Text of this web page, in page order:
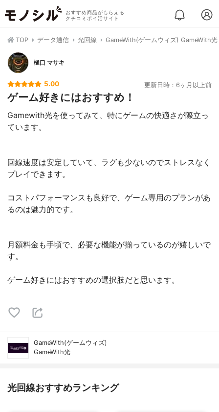
おすすめ商品がもらえる
クチコミポイ活サイト
TOP データ通信 光回線 GameWith(ゲームウィズ) GameWith光
樋口 マサキ
5.00 更新日時：6ヶ月以上前
ゲーム好きにはおすすめ！
Gamewith光を使ってみて、特にゲームの快適さが際立っ
ています。
回線速度は安定していて、ラグも少ないのでストレスなく
プレイできます。
コストパフォーマンスも良好で、ゲーム専用のプランがあ
るのは魅力的です。
月額料金も手頃で、必要な機能が揃っているのが嬉しいで
す。
ゲーム好きにはおすすめの選択肢だと思います。
GameWith(ゲームウィズ)
GameWith光
光回線おすすめランキング